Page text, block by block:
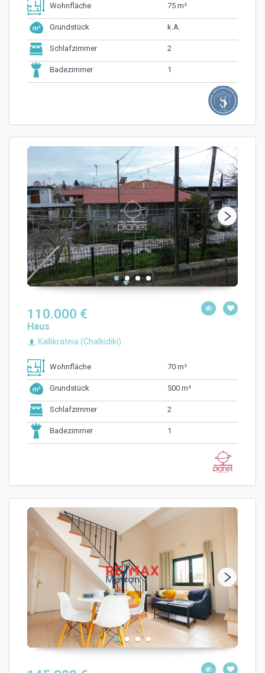
Wohnfläche 75 m²
Grundstück k.A.
Schlafzimmer 2
Badezimmer 1
110.000 €
Haus
Kallikrateia (Chalkidiki)
Wohnfläche 70 m²
Grundstück 500 m²
Schlafzimmer 2
Badezimmer 1